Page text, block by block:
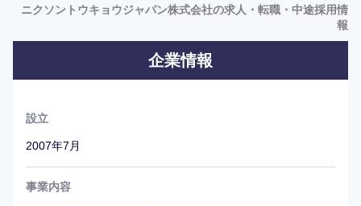
今後は、新たな商品ターゲット層を取り込むなど、さらに
ニクソントウキョウジャパン株式会社の求人・転職・中途採用情
報
企業情報
設立
2007年7月
事業内容